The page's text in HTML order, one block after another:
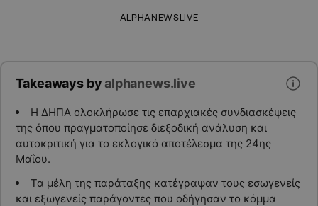
ALPHANEWSLIVE
Takeaways byalphanews.live
Η ΔΗΠΑ ολοκλήρωσε τις επαρχιακές συνδιασκέψεις
της όπου πραγματοποίησε διεξοδική ανάλυση και
αυτοκριτική για το εκλογικό αποτέλεσμα της 24ης
Μαΐου.
Τα μέλη της παράταξης κατέγραψαν τους εσωγενείς
και εξωγενείς παράγοντες που οδήγησαν το κόμμα